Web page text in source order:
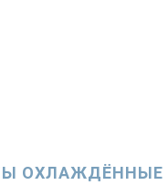
ОХЛАЖДЁННЫЕ